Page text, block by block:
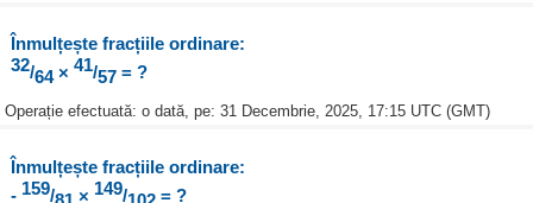
Înmulțește fracțiile ordinare:
32/64 × 41/57= ?
Operație efectuată: o dată, pe: 31 Decembrie, 2025, 17:15 UTC (GMT)
Înmulțește fracțiile ordinare:
- 159/ × 149/ = ?